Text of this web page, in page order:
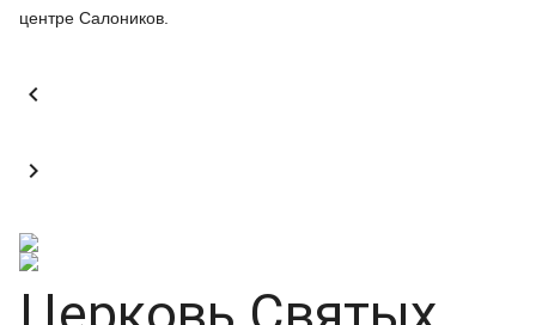
центре Салоников.

